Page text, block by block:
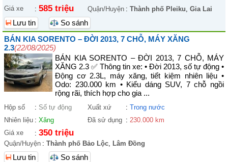
Giá xe
: 585 triệu Quận/Huyện : Thành phố Pleiku, Gia Lai
Lưu tin
So sánh
BÁN KIA SORENTO – ĐỜI 2013, 7 CHỖ, MÁY XĂNG
2.3(22/08/2025)
BÁN KIA SORENTO – ĐỜI 2013, 7 CHỖ, MÁY
XĂNG 2.3 ✅ Thông tin xe: • Đời 2013, số tự động •
Động cơ 2.3L, máy xăng, tiết kiệm nhiên liệu •
Odo: 230.000 km • Kiểu dáng SUV, 7 chỗ ngồi
rộng rãi, thích hợp cho gia ...
Hộp số : Số tự động Xuất xứ : Trong nước
Nhiên liệu : Xăng Đã sử dụng : 230.000 km
Giá xe
: 350 triệu
Quận/Huyện : Thành phố Bảo Lộc, Lâm Đồng
Lưu tin
So sánh